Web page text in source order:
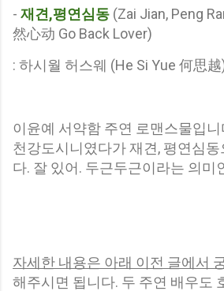
- 재견,평연심동 (Zai Jian, Peng
然心动 Go Back Lover)
: 하시월 허스웨 (He Si Yue 何思越
이윤예 서약함 주연 로맨스물입
천강도시니였다가 재견, 평연심
다. 잘 있어. 두근두근이라는 의미
자세한 내용은 아래 이전 글에서
해주시면 됩니다. 두 주연 배우도